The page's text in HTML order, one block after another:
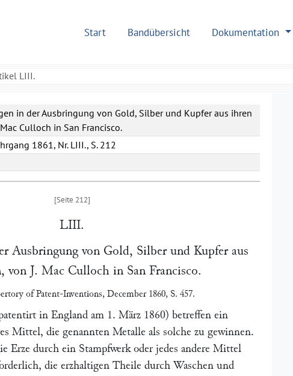
Start Bandübersicht Dokumentation
LIII.
in der Ausbringung von Gold, Silber und Kupfer aus ihren
Culloch in San Francisco.
1861, Nr. LIII., S. 212
LIII.
Ausbringung von Gold, Silber und Kupfer aus
von J. Mac Culloch in San Francisco.
of Patent-Inventions, December 1860, S. 457.
in England am 1. März 1860) betreffen ein
Mittel, die genannten Metalle als solche zu gewinnen.
Erze durch ein Stampfwerk oder jedes andere Mittel
die erzhaltigen Theile durch Waschen und